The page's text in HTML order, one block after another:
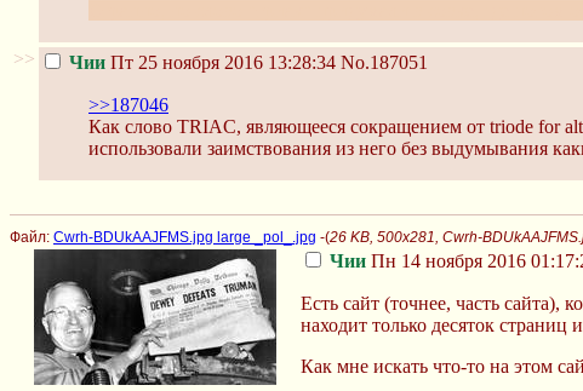
>> Чии Пт 25 ноября 2016 13:28:34 No.187051
>>187046
Как слово TRIAC, являющееся сокращением от triode for
использовали заимствования из него без выдумывания
Файл: Cwrh-BDUkAAJFMS.jpg large _pol_.jpg -(26 KB, 500x281, Cwrh-
Чии Пн 14 ноября 2016
Есть сайт (точнее, часть сайта),
находит только десяток страниц
Как мне искать что-то на этом